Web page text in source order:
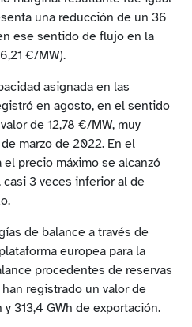
una reducción de un 36
ese sentido de flujo en la
€/MW).
asignada en las
en agosto, en el sentido
de 12,78 €/MW, muy
marzo de 2022. En el
precio máximo se alcanzó
3 veces inferior al de
de balance a través de
europea para la
procedentes de reservas
registrado un valor de
313,4 GWh de exportación.